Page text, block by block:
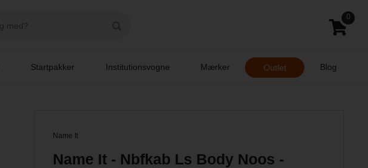
0
Startpakker Institutionsvogne Mærker Outlet Blog
Name It
Name It - Nbfkab Ls Body Noos -